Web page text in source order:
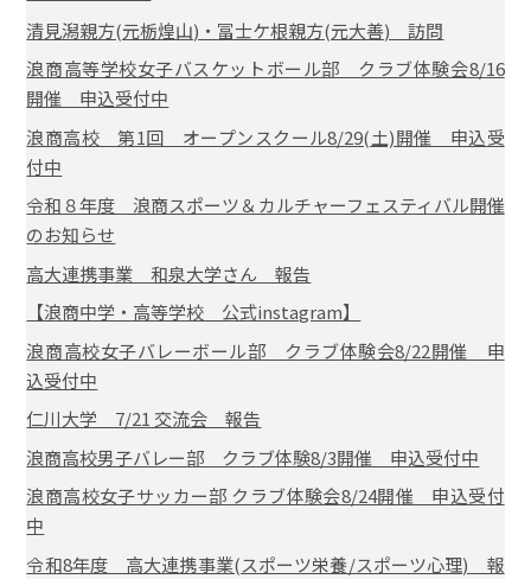
清見潟親方(元栃煌山)・冨士ケ根親方(元大善) 訪問
浪商高等学校女子バスケットボール部 クラブ体験会8/16
開催 申込受付中
浪商高校 第1回 オープンスクール8/29(土)開催 申込受
付中
令和８年度 浪商スポーツ＆カルチャーフェスティバル開催
のお知らせ
高大連携事業 和泉大学さん 報告
【浪商中学・高等学校 公式instagram】
浪商高校女子バレーボール部 クラブ体験会8/22開催 申
込受付中
仁川大学 7/21 交流会 報告
浪商高校男子バレー部 クラブ体験8/3開催 申込受付中
浪商高校女子サッカー部 クラブ体験会8/24開催 申込受付
中
令和8年度 高大連携事業(スポーツ栄養/スポーツ心理) 報